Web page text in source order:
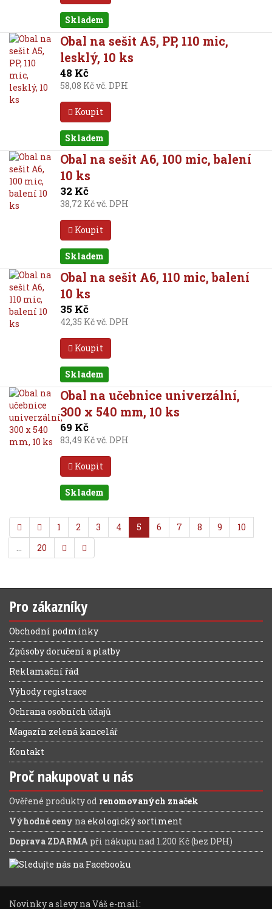
Skladem
Obal na sešit A5, PP, 110 mic,
lesklý, 10 ks
48 Kč
58,08 Kč vč. DPH
Koupit
Skladem
Obal na sešit A6, 100 mic, balení
10 ks
32 Kč
38,72 Kč vč. DPH
Koupit
Skladem
Obal na sešit A6, 110 mic, balení
10 ks
35 Kč
42,35 Kč vč. DPH
Koupit
Skladem
Obal na učebnice univerzální,
300 x 540 mm, 10 ks
69 Kč
83,49 Kč vč. DPH
Koupit
Skladem
1 2 3 4 5 6 7 8 9
10
…
20
Pro zákazníky
Obchodní podmínky
Způsoby doručení a platby
Reklamační řád
Výhody registrace
Ochrana osobních údajů
Magazín zelená kancelář
Kontakt
Proč nakupovat u nás
Ověřené produkty od renomovaných značek
Výhodné ceny naekologický sortiment
Doprava ZDARMA při nákupu nad 1.200 Kč (bez DPH)
Novinky a slevy na Váš e-mail: